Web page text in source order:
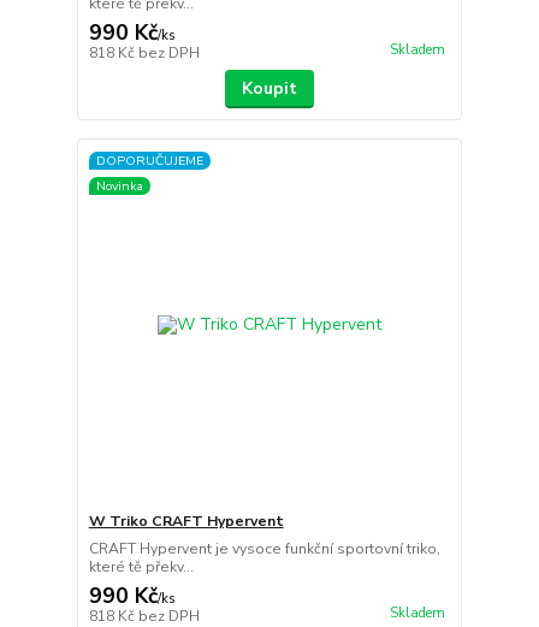
990 Kč/ks
818 Kč bez DPH Skladem
Koupit
DOPORUČUJEME
Novinka
W Triko CRAFT Hypervent
CRAFT Hypervent je vysoce funkční sportovní triko,
které tě překv...
990 Kč/ks
818 Kč bez DPH Skladem